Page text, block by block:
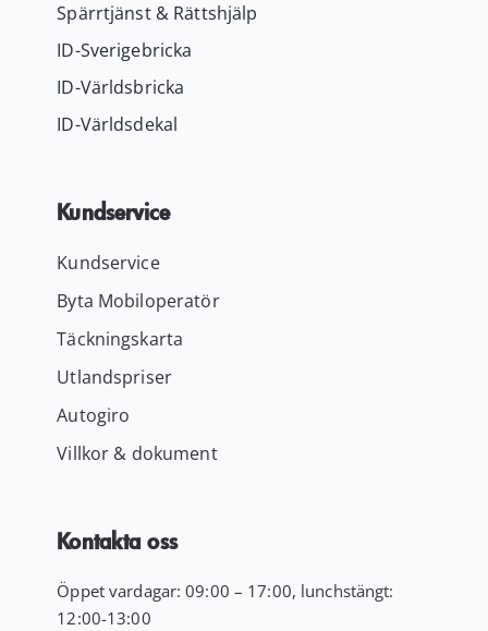
Spärrtjänst & Rättshjälp
ID-Sverigebricka
ID-Världsbricka
ID-Världsdekal
Kundservice
Kundservice
Byta Mobiloperatör
Täckningskarta
Utlandspriser
Autogiro
Villkor & dokument
Kontakta oss
Öppet vardagar: 09:00 – 17:00, lunchstängt:
12:00-13:00